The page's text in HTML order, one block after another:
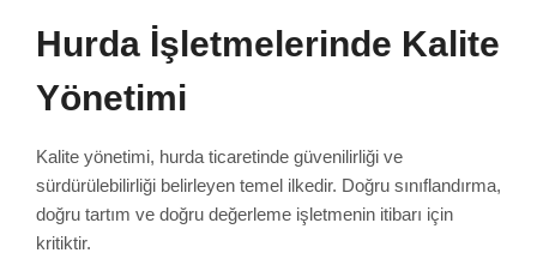
Hurda İşletmelerinde Kalite
Yönetimi
Kalite yönetimi, hurda ticaretinde güvenilirliği ve
sürdürülebilirliği belirleyen temel ilkedir. Doğru sınıflandırma,
doğru tartım ve doğru değerleme işletmenin itibarı için
kritiktir.